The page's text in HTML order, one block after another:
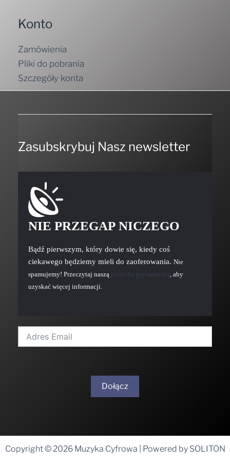
Konto
Zamówienia
Pliki do pobrania
Szczegóły konta
Zasubskrybuj Nasz newsletter
NIE PRZEGAP NICZEGO
Bądź pierwszym, który dowie się, kiedy coś
ciekawego będziemy mieli do zaoferowania. Nie
spamujemy! Przeczytaj naszą politykę prywatności, aby
uzyskać więcej informacji.
Dołącz
Copyright © 2026 Muzyka Cyfrowa | Powered by SOLITON